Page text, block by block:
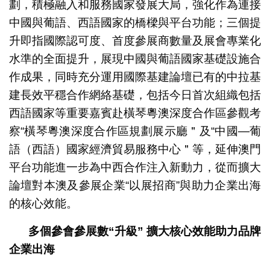
劃，積極融入和服務國家發展大局，強化作為連接
中國與葡語、西語國家的橋樑與平台功能；三個提
升即指國際認可度、首度參展商數量及展會專業化
水準的全面提升，展現中國與葡語國家基礎設施合
作成果，同時充分運用國際基建論壇已有的中拉基
建長效平穩合作網絡基礎，包括今日首次組織包括
西語國家等重要嘉賓赴橫琴粵澳深度合作區參觀考
察“橫琴粵澳深度合作區規劃展示廳＂及“中國—葡
語（西語）國家經濟貿易服務中心＂等，延伸澳門
平台功能進一步為中西合作注入新動力，從而擴大
論壇對本澳及參展企業“以展招商”與助力企業出海
的核心效能。
多個參會參展數“升級” 擴大核心效能助力品牌
企業出海